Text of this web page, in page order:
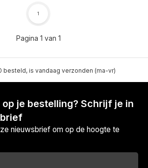
Pagina 1 van 1
1
besteld, is vandaag verzonden (ma-vr)
je bestelling? Schrijf je in
nieuwsbrief om op de hoogte te